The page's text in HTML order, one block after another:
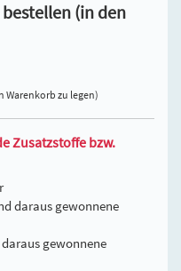
bestellen (in den
Warenkorb zu legen)
Zusatzstoffe bzw.
daraus gewonnene
gewonnene